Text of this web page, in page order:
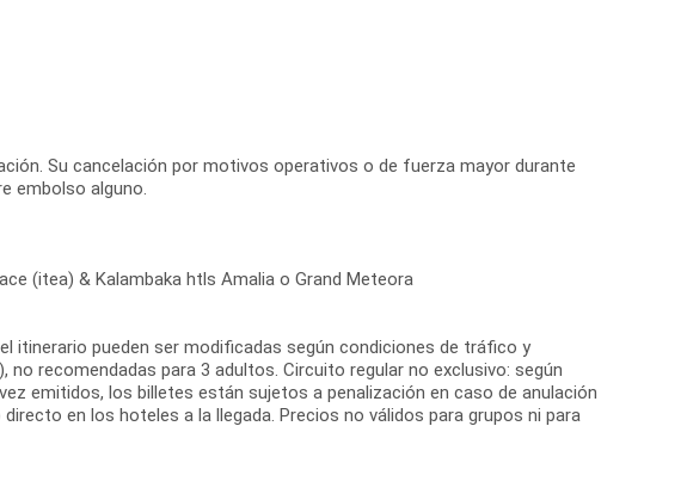
Su cancelación por motivos operativos o de fuerza mayor durante
embolso alguno.
(itea) & Kalambaka htls Amalia o Grand Meteora
itinerario pueden ser modificadas según condiciones de tráfico y
recomendadas para 3 adultos. Circuito regular no exclusivo: según
emitidos, los billetes están sujetos a penalización en caso de anulación
en los hoteles a la llegada. Precios no válidos para grupos ni para